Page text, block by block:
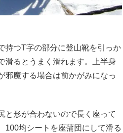
持つT字の部分に登山靴を引っか
滑るとうまく滑れます。上半身
邪魔する場合は前かがみになっ
と形が合わないので長く座って
100均シートを座蒲団にして滑る